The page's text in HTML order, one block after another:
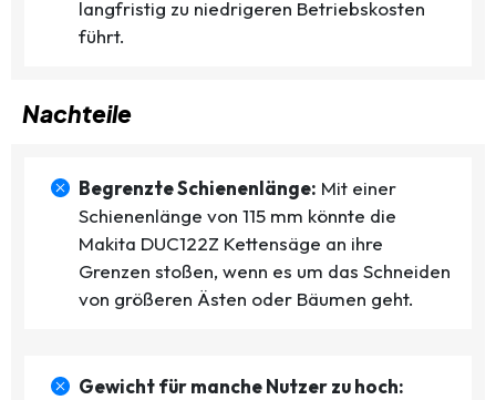
langfristig zu niedrigeren Betriebskosten
führt.
Nachteile
Begrenzte Schienenlänge: Mit einer
Schienenlänge von 115 mm könnte die
Makita DUC122Z Kettensäge an ihre
Grenzen stoßen, wenn es um das Schneiden
von größeren Ästen oder Bäumen geht.
Gewicht für manche Nutzer zu hoch: